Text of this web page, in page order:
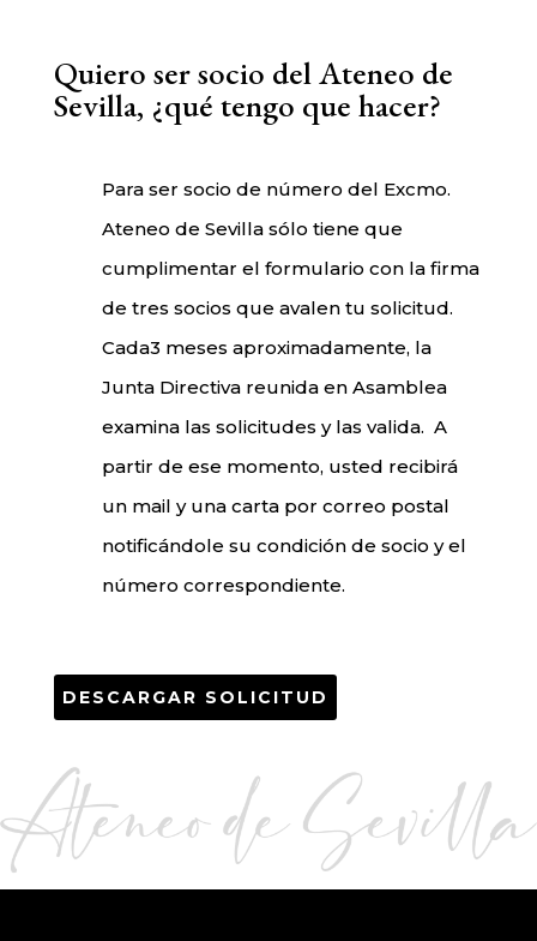
Quiero ser socio del Ateneo de
Sevilla, ¿qué tengo que hacer?
Para ser socio de número del Excmo.
Ateneo de Sevilla sólo tiene que
cumplimentar el formulario con la firma
de tres socios que avalen tu solicitud.
Cada3 meses aproximadamente, la
Junta Directiva reunida en Asamblea
examina las solicitudes y las valida. A
partir de ese momento, usted recibirá
un mail y una carta por correo postal
notificándole su condición de socio y el
número correspondiente.
DESCARGAR SOLICITUD